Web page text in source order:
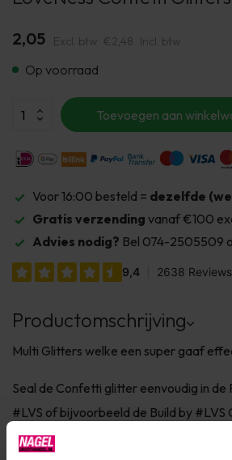
2,05 Excl. btw €2,48 Incl. btw
Op voorraad
Toevoegen aan
Voor 16:00 besteld = dezelfde
Gratis verzending vanaf €100
Advies nodig? Bel 074-2505509
Productomschrijving
Multi Glitters welke een super gaaf
Seal de Confetti glitter eenvoudig in de
#LVS of bijvoorbeeld de Build by #LVS